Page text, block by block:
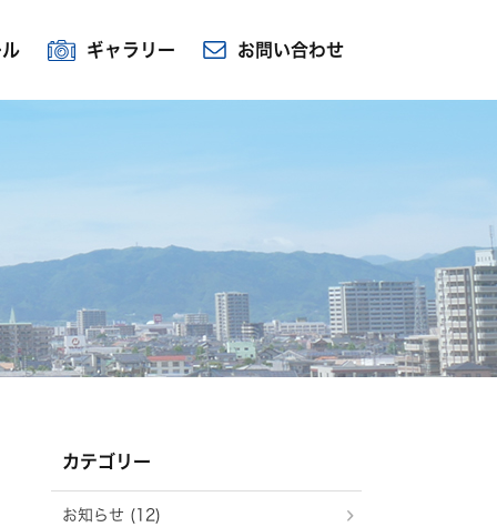
ギャラリー お問い合わせ
カテゴリー
お知らせ (12)